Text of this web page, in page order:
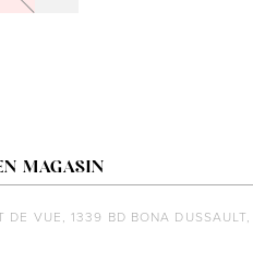
MAGASIN
DE VUE, 1339 BD BONA